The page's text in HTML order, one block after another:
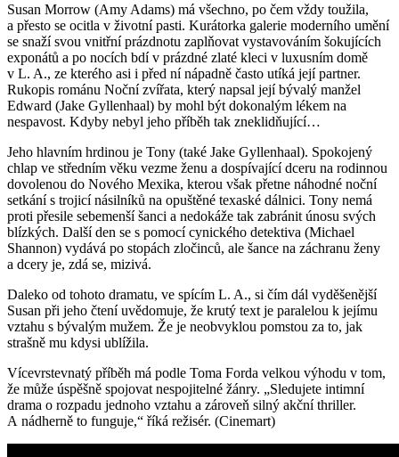
Susan Morrow (Amy Adams) má všechno, po čem vždy toužila,
a přesto se ocitla v životní pasti. Kurátorka galerie moderního umění
se snaží svou vnitřní prázdnotu zaplňovat vystavováním šokujících
exponátů a po nocích bdí v prázdné zlaté kleci v luxusním domě
v L. A., ze kterého asi i před ní nápadně často utíká její partner.
Rukopis románu Noční zvířata, který napsal její bývalý manžel
Edward (Jake Gyllenhaal) by mohl být dokonalým lékem na
nespavost. Kdyby nebyl jeho příběh tak zneklidňující…
Jeho hlavním hrdinou je Tony (také Jake Gyllenhaal). Spokojený
chlap ve středním věku vezme ženu a dospívající dceru na rodinnou
dovolenou do Nového Mexika, kterou však přetne náhodné noční
setkání s trojicí násilníků na opuštěné texaské dálnici. Tony nemá
proti přesile sebemenší šanci a nedokáže tak zabránit únosu svých
blízkých. Další den se s pomocí cynického detektiva (Michael
Shannon) vydává po stopách zločinců, ale šance na záchranu ženy
a dcery je, zdá se, mizivá.
Daleko od tohoto dramatu, ve spícím L. A., si čím dál vyděšenější
Susan při jeho čtení uvědomuje, že krutý text je paralelou k jejímu
vztahu s bývalým mužem. Že je neobvyklou pomstou za to, jak
strašně mu kdysi ublížila.
Vícevrstevnatý příběh má podle Toma Forda velkou výhodu v tom,
že může úspěšně spojovat nespojitelné žánry. „Sledujete intimní
drama o rozpadu jednoho vztahu a zároveň silný akční thriller.
A nádherně to funguje,“ říká režisér. (Cinemart)